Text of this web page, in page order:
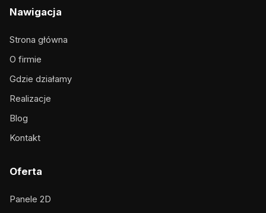
Nawigacja
Strona główna
O firmie
Gdzie działamy
Realizacje
Blog
Kontakt
Oferta
Panele 2D